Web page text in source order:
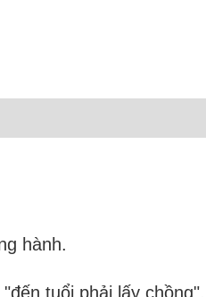
hành.
tuổi phải lấy